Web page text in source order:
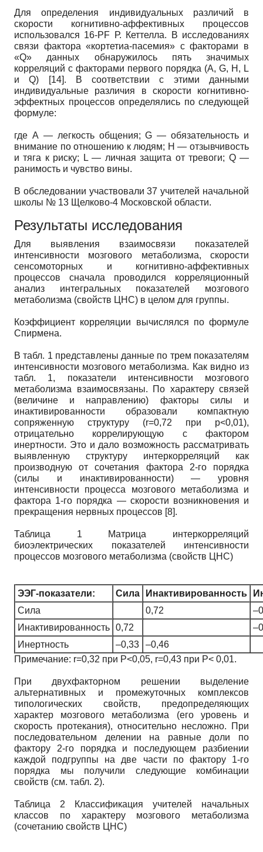
Для определения индивидуальных различий в
скорости когнитивно-аффективных процессов
использовался 16-PF Р. Кеттелла. В исследованиях
связи фактора «кортетиа-пасемия» с факторами в
«Q» данных обнаружилось пять значимых
корреляций с факторами первого порядка (A, G, H, L
и Q) [14]. В соответствии с этими данными
индивидуальные различия в скорости когнитивно-
эффектных процессов определялись по следующей
формуле:
где А — легкость общения; G — обязательность и
внимание по отношению к людям; Н — отзывчивость
и тяга к риску; L — личная защита от тревоги; Q —
ранимость и чувство вины.
В обследовании участвовали 37 учителей начальной
школы № 13 Щелково-4 Московской области.
Результаты исследования
Для выявления взаимосвязи показателей
интенсивности мозгового метаболизма, скорости
сенсомоторных и когнитивно-аффективных
процессов сначала проводился корреляционный
анализ интегральных показателей мозгового
метаболизма (свойств ЦНС) в целом для группы.
Коэффициент корреляции вычислялся по формуле
Спирмена.
В табл. 1 представлены данные по трем показателям
интенсивности мозгового метаболизма. Как видно из
табл. 1, показатели интенсивности мозгового
метаболизма взаимосвязаны. По характеру связей
(величине и направлению) факторы силы и
инактивированности образовали компактную
сопряженную структуру (r=0,72 при р<0,01),
отрицательно коррелирующую с фактором
инертности. Это и дало возможность рассматривать
выявленную структуру интеркорреляций как
производную от сочетания фактора 2-го порядка
(силы и инактивированности) — уровня
интенсивности процесса мозгового метаболизма и
фактора 1-го порядка — скорости возникновения и
прекращения нервных процессов [8].
Таблица 1 Матрица интеркорреляций
биоэлектрических показателей интенсивности
процессов мозгового метаболизма (свойств ЦНС)
ЭЭГ-показатели: Сила Инактивированность
Сила
0,72
Инактивированность 0,72
Инертность
–0,33
–0,46
Примечание: r=0,32 при Р<0,05, r=0,43 при Р< 0,01.
При двухфакторном решении выделение
альтернативных и промежуточных комплексов
типологических свойств, предопределяющих
характер мозгового метаболизма (его уровень и
скорость протекания), относительно несложно. При
последовательном делении на равные доли по
фактору 2-го порядка и последующем разбиении
каждой подгруппы на две части по фактору 1-го
порядка мы получили следующие комбинации
свойств (см. табл. 2).
Таблица 2 Классификация учителей начальных
классов по характеру мозгового метаболизма
(сочетанию свойств ЦНС)